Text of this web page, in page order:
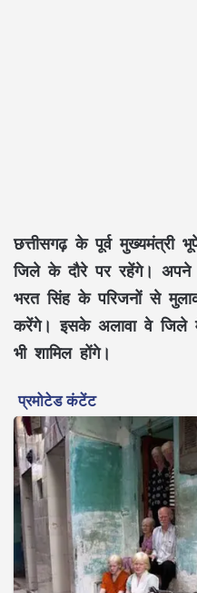
छत्तीसगढ़ के पूर्व मुख्यमंत्री
जिले के दौरे पर रहेंगे। अपने
भरत सिंह के परिजनों से
करेंगे। इसके अलावा वे जिले
भी शामिल होंगे।